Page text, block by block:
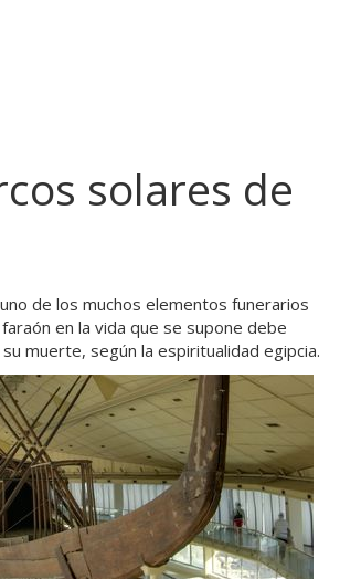
solares de
de los muchos elementos funerarios
en la vida que se supone debe
muerte, según la espiritualidad egipcia.